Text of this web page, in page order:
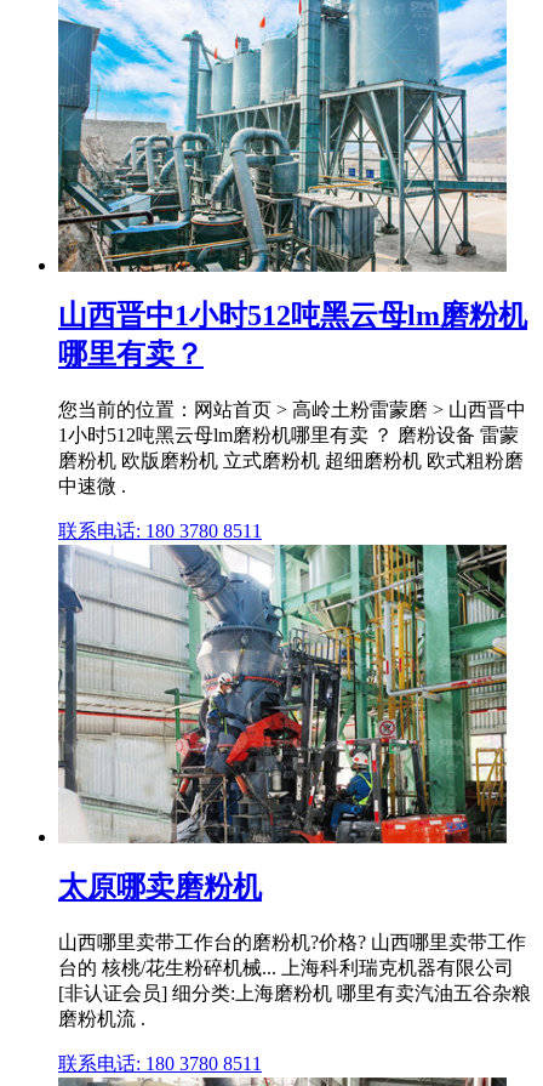
山西晋中1小时512吨黑云母lm磨粉机
哪里有卖？
您当前的位置：网站首页 > 高岭土粉雷蒙磨 > 山西晋中
1小时512吨黑云母lm磨粉机哪里有卖 ？ 磨粉设备 雷蒙
磨粉机 欧版磨粉机 立式磨粉机 超细磨粉机 欧式粗粉磨
中速微 .
联系电话: 180 3780 8511
太原哪卖磨粉机
山西哪里卖带工作台的磨粉机?价格? 山西哪里卖带工作
台的 核桃/花生粉碎机械... 上海科利瑞克机器有限公司
[非认证会员] 细分类:上海磨粉机 哪里有卖汽油五谷杂粮
磨粉机流 .
联系电话: 180 3780 8511